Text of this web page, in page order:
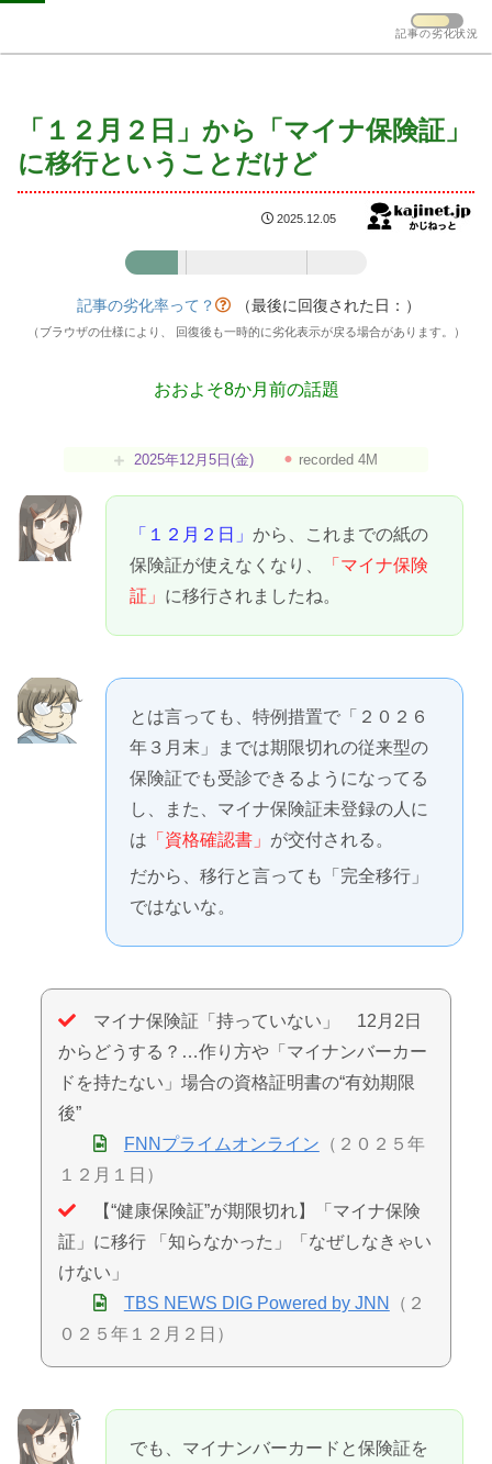
「１２月２日」から「マイナ保険証」
に移行ということだけど
2025.12.05
記事の劣化率って？ （最後に回復された日： ）
（ブラウザの仕様により、 回復後も一時的に劣化表示が戻る場合があります。）
おおよそ8か月前の話題
2025年12月5日(金)⚫︎ recorded 4M
「１２月２日」 から、これまでの紙の
保険証が使えなくなり、
「マイナ保険
証」 に移行されましたね。
とは言っても、特例措置で「２０２６
年３月末」までは期限切れの従来型の
保険証でも受診できるようになってる
し、また、マイナ保険証未登録の人に
は 「資格確認書」 が交付される。
だから、移行と言っても「完全移行」
ではないな。
マイナ保険証「持っていない」 12月2日
からどうする？…作り方や「マイナンバーカー
ドを持たない」場合の資格証明書の“有効期限
後”
FNNプライムオンライン （２０２５年
１２月１日）
【“健康保険証”が期限切れ】「マイナ保険
証」に移行 「知らなかった」「なぜしなきゃい
けない」
TBS NEWS DIG Powered by JNN
（２
０２５年１２月２日）
でも、マイナンバーカードと保険証を
記事の劣化状況